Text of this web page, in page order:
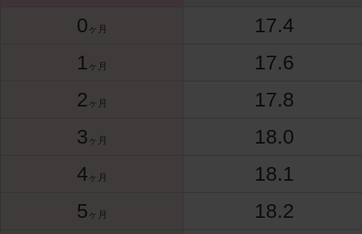
0 ヶ月
17.4
1 ヶ月
17.6
2 ヶ月
17.8
3 ヶ月
18.0
4 ヶ月
18.1
5 ヶ月
18.2